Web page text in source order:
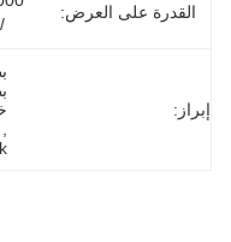
القدرة على العرض:
إبراز: